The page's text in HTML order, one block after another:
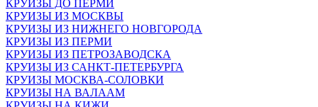
КРУИЗЫ ДО ПЕРМИ
КРУИЗЫ ИЗ МОСКВЫ
КРУИЗЫ ИЗ НИЖНЕГО НОВГОРОДА
КРУИЗЫ ИЗ ПЕРМИ
КРУИЗЫ ИЗ ПЕТРОЗАВОДСКА
КРУИЗЫ ИЗ САНКТ-ПЕТЕРБУРГА
КРУИЗЫ МОСКВА-СОЛОВКИ
КРУИЗЫ НА ВАЛААМ